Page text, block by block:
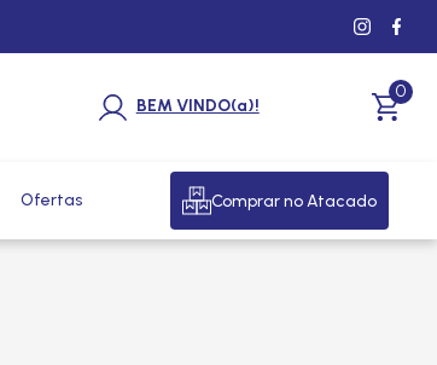
BEM VINDO(a)!
0
Ofertas Comprar no Atacado